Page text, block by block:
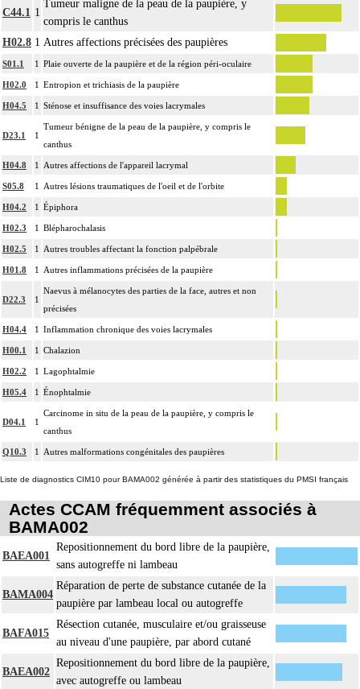
C44.1 1
Tumeur maligne de la peau de la paupière, y
compris le canthus
H02.8 1 Autres affections précisées des paupières
S01.1 1 Plaie ouverte de la paupière et de la région péri-oculaire
H02.0 1 Entropion et trichiasis de la paupière
H04.5 1 Sténose et insuffisance des voies lacrymales
D23.1 1
Tumeur bénigne de la peau de la paupière, y compris le
canthus
H04.8 1 Autres affections de l'appareil lacrymal
S05.8 1 Autres lésions traumatiques de l'oeil et de l'orbite
H04.2 1 Épiphora
H02.3 1 Blépharochalasis
H02.5 1 Autres troubles affectant la fonction palpébrale
H01.8 1 Autres inflammations précisées de la paupière
D22.3 1
Naevus à mélanocytes des parties de la face, autres et non
précisées
H04.4 1 Inflammation chronique des voies lacrymales
H00.1 1 Chalazion
H02.2 1 Lagophtalmie
H05.4 1 Énophtalmie
D04.1 1
Carcinome in situ de la peau de la paupière, y compris le
canthus
Q10.3 1 Autres malformations congénitales des paupières
Liste de diagnostics CIM10 pour BAMA002 générée à partir des statistiques du PMSI français
Actes CCAM fréquemment associés à
BAMA002
BAEA001
Repositionnement du bord libre de la paupière,
sans autogreffe ni lambeau
BAMA004
Réparation de perte de substance cutanée de la
paupière par lambeau local ou autogreffe
BAFA015
Résection cutanée, musculaire et/ou graisseuse
au niveau d'une paupière, par abord cutané
BAEA002
Repositionnement du bord libre de la paupière,
avec autogreffe ou lambeau